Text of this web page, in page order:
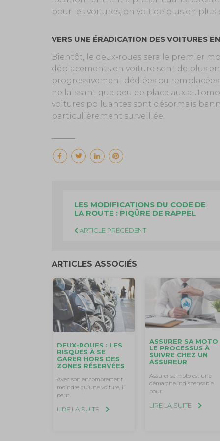
pour les voitures, on voit de plus en
VERS UNE ÉRADICATION DES VOITURES
Bientôt, le deux-roues sera le premier
déplacements en voiture sont de plus
progressivement dédiées ou
ne laissant que peu de place aux
voitures polluantes sont désormais
particulièrement surveillée.
LES MODIFICATIONS DU CODE DE
LA ROUTE : PIQÛRE DE RAPPEL
ARTICLE PRÉCÉDENT
ARTICLES ASSOCIÉS
DEUX-ROUES : LES
RISQUES À SE
GARER HORS DES
ZONES RÉSERVÉES
Avec son encombrement
moindre qu’une voiture, il
peut
LIRE LA SUITE
ASSURER SA MOTO
LE PROCESSUS À
SUIVRE CHEZ UN
ASSUREUR
Assurer sa moto est une
démarche indispensable
pour
LIRE LA SUITE